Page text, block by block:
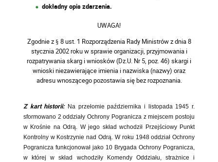
dokładny opis zdarzenia.
UWAGA!
Zgodnie z § 8 ust. 1 Rozporządzenia Rady Ministrów z dnia 8
stycznia 2002 roku w sprawie organizacji, przyjmowania i
rozpatrywania skarg i wniosków (Dz.U. Nr 5, poz. 46) skargi i
wnioski niezawierające imienia i nazwiska (nazwy) oraz
adresu wnoszącego pozostawia się bez rozpoznania.
Z kart historii: Na przełomie października i listopada 1945 r.
sformowano 2 oddziały Ochrony Pogranicza z miejscem postoju
w Krośnie na Odrą. W jego skład wchodził Przejściowy Punkt
Kontrolny w Kostrzynie nad Odrą. W roku 1948 oddział Ochrony
Pogranicza funkcjonował jako 10 Brygada Ochrony Pogranicza,
w której w skład wchodziły Komendy Oddziału, strażnice i